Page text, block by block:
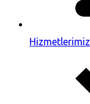
Hizmetlerimiz